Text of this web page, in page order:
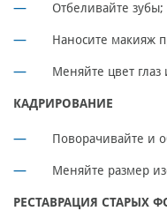
Отбеливайте зубы;
Наносите макияж
Меняйте цвет глаз
КАДРИРОВАНИЕ
Поворачивайте и
Меняйте размер
РЕСТАВРАЦИЯ СТАРЫХ